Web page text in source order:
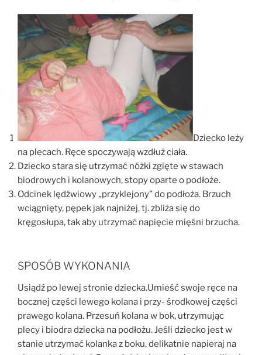
Dziecko leży
na plecach. Ręce spoczywają wzdłuż ciała.
Dziecko stara się utrzymać nóżki zgięte w stawach
biodrowych i kolanowych, stopy oparte o podłoże.
Odcinek lędźwiowy „przyklejony” do podłoża. Brzuch
wciągnięty, pępek jak najniżej, tj. zbliża się do
kręgosłupa, tak aby utrzymać napięcie mięśni brzucha.
SPOSÓB WYKONANIA
Usiądź po lewej stronie dziecka.Umieść swoje ręce na
bocznej części lewego kolana i przy- środkowej części
prawego kolana. Przesuń kolana w bok, utrzymując
plecy i biodra dziecka na podłożu. Jeśli dziecko jest w
stanie utrzymać kolanka z boku, delikatnie napieraj na